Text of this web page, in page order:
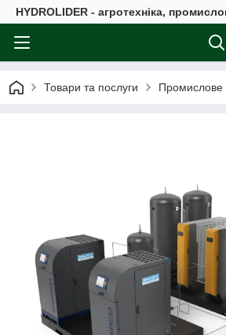
HYDROLIDER - агротехніка,
Товари та послуги Промислове